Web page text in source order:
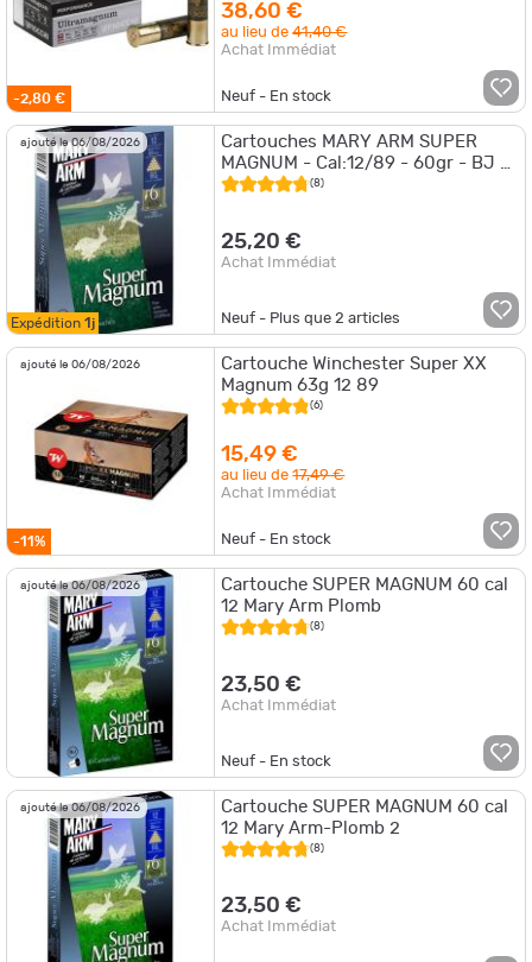
-2,80 €
38,60 €
au lieu de41,40 €
Achat Immédiat
Neuf - En stock
ajouté le 06/08/2026
Expédition 1j
Cartouches MARY ARM SUPER
MAGNUM - Cal:12/89 - 60gr - BJ -
N°6 - X10
(8)
25,20 €
Achat Immédiat
Neuf - Plus que2 articles
ajouté le 06/08/2026
-11%
Cartouche Winchester Super XX
Magnum 63g 12 89
(6)
15,49 €
au lieu de17,49 €
Achat Immédiat
Neuf - En stock
ajouté le 06/08/2026
Cartouche SUPER MAGNUM 60 cal
12 Mary Arm Plomb
(8)
23,50 €
Achat Immédiat
Neuf - En stock
ajouté le 06/08/2026
Cartouche SUPER MAGNUM 60 cal
12 Mary Arm-Plomb 2
(8)
23,50 €
Achat Immédiat